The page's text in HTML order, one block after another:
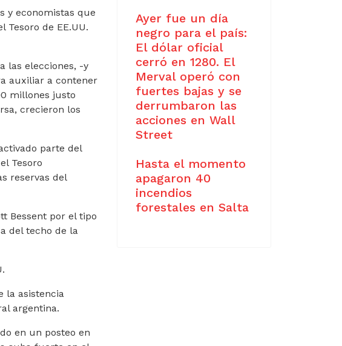
y economistas que
de EE.UU.
las elecciones, -y
auxiliar a contener
millones justo
crecieron los
parte del
Tesoro
reservas del
Bessent por el tipo
del techo de la
la asistencia
argentina.
en un posteo en
Ayer fue un día
negro para el país:
El dólar oficial
cerró en 1280. El
Merval operó con
fuertes bajas y se
derrumbaron las
acciones en Wall
Street
Hasta el momento
apagaron 40
incendios
forestales en Salta